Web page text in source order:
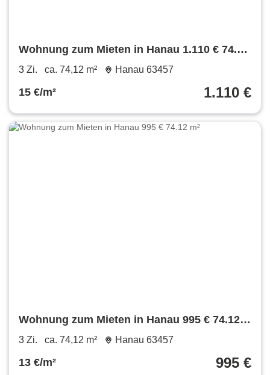
Wohnung zum Mieten in Hanau 1.110 € 74.12
m²
3 Zi. ca. 74,12 m² Hanau 63457
15 €/m² 1.110 €
Wohnung zum Mieten in Hanau 995 € 74.12
m²
3 Zi. ca. 74,12 m² Hanau 63457
13 €/m² 995 €